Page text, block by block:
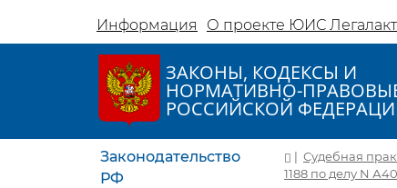
Информация О проекте ЮИС Легалакт
ЗАКОНЫ, КОДЕКСЫ И
НОРМАТИВНО-
РОССИЙСКОЙ
Законодательство
РФ
| Судебная
1188 по делу N